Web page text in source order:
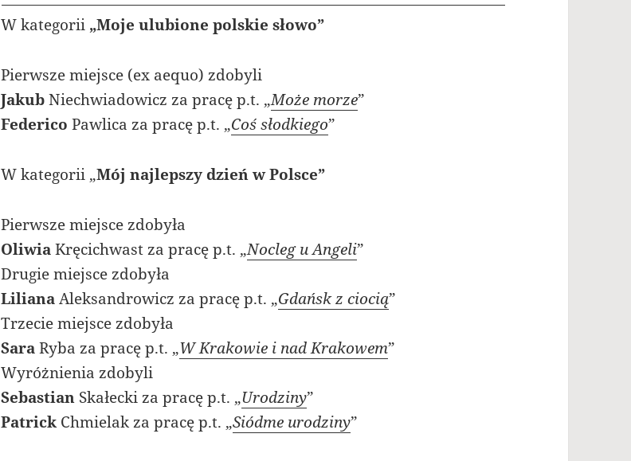
W kategorii „Moje ulubione polskie słowo”
Pierwsze miejsce (ex aequo) zdobyli
JakubNiechwiadowicz za pracę p.t. „Może morze”
Federico Pawlica za pracę p.t. „Coś słodkiego”
W kategorii „Mój najlepszy dzień w Polsce”
Pierwsze miejsce zdobyła
OliwiaKręcichwast za pracę p.t. „Nocleg u Angeli”
Drugie miejsce zdobyła
LilianaAleksandrowicz za pracę p.t. „Gdańsk z ciocią”
Trzecie miejsce zdobyła
SaraRyba za pracę p.t. „W Krakowie i nad Krakowem”
Wyróżnienia zdobyli
Sebastian Skałecki za pracę p.t. „Urodziny”
Patrick Chmielak za pracę p.t. „Siódme urodziny”